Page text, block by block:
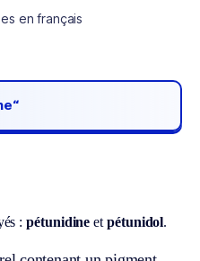
en français
:pétunidine etpétunidol.